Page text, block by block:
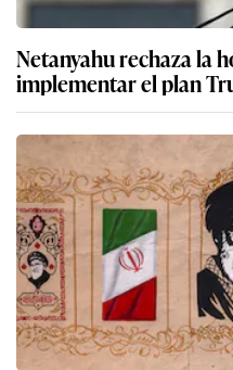
Netanyahu rechaza la
implementar el plan